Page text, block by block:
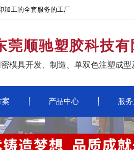
加工的全套服务的工厂
莞顺驰塑胶科技
模具开发、制造、单双色注塑成
案 产品中心 服